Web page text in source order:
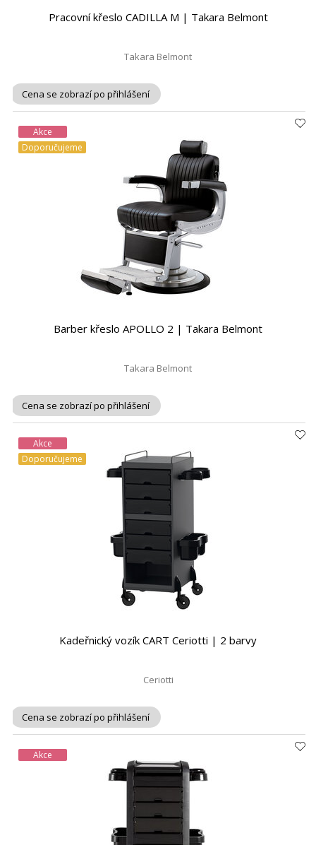
Pracovní křeslo CADILLA M | Takara Belmont
Takara Belmont
Cena se zobrazí po přihlášení
Akce
Doporučujeme
Barber křeslo APOLLO 2 | Takara Belmont
Takara Belmont
Cena se zobrazí po přihlášení
Akce
Doporučujeme
Kadeřnický vozík CART Ceriotti | 2 barvy
Ceriotti
Cena se zobrazí po přihlášení
Akce